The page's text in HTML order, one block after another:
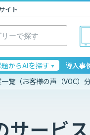
イト
からAIを探す 導入事
覧（お客様の声（VOC）分
サービ